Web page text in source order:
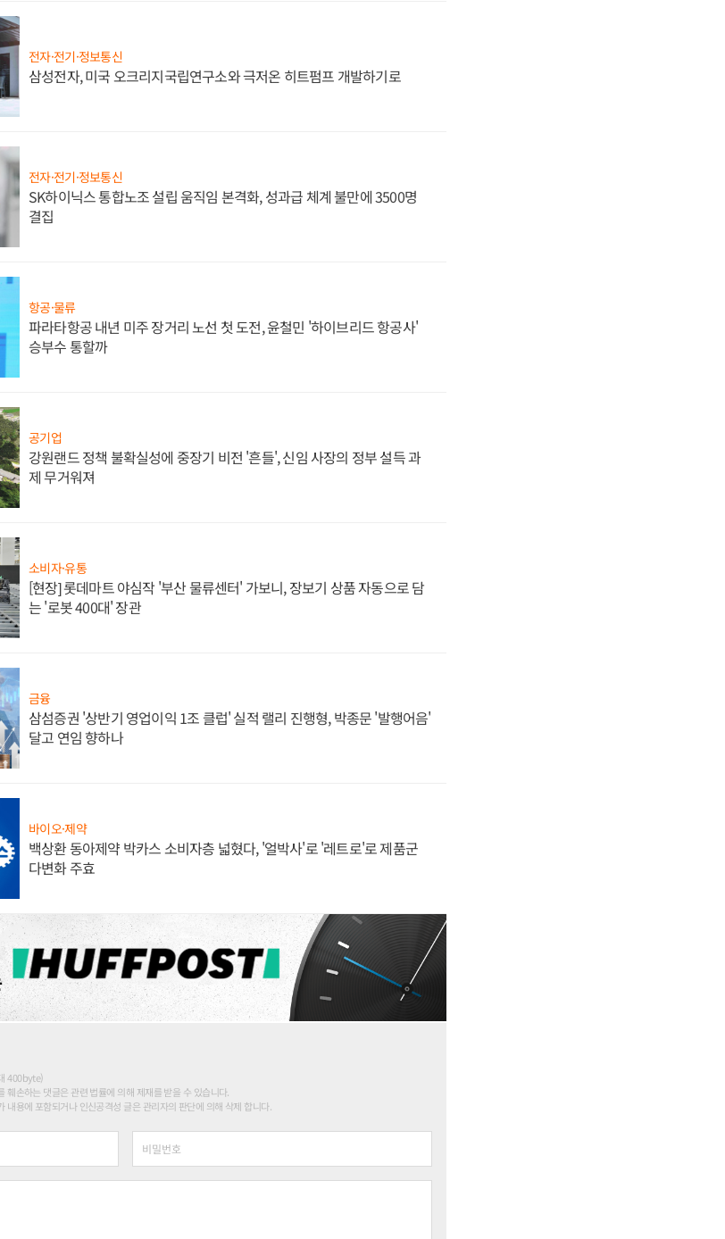
전자·전기·정보통신
삼성전자, 미국 오크리지국립연구소와 극저온 히트펌프 개발하기로
전자·전기·정보통신
SK하이닉스 통합노조 설립 움직임 본격화, 성과급 체계 불만에 3500명
결집
항공·물류
파라타항공 내년 미주 장거리 노선 첫 도전, 윤철민 '하이브리드 항공사'
승부수 통할까
공기업
강원랜드 정책 불확실성에 중장기 비전 '흔들', 신임 사장의 정부 설득 과
제 무거워져
소비자·유통
[현장] 롯데마트 야심작 '부산 물류센터' 가보니, 장보기 상품 자동으로 담
는 '로봇 400대' 장관
금융
삼섬증권 '상반기 영업이익 1조 클럽' 실적 랠리 진행형, 박종문 '발행어음'
달고 연임 향하나
바이오·제약
백상환 동아제약 박카스 소비자층 넓혔다, '얼박사'로 '레트로'로 제품군
다변화 주효
400byte)
훼손하는 댓글은 관련 법률에 의해 제재를 받을 수 있습니다.
내용에 포함되거나 인신공격성 글은 관리자의 판단에 의해 삭제 합니다.